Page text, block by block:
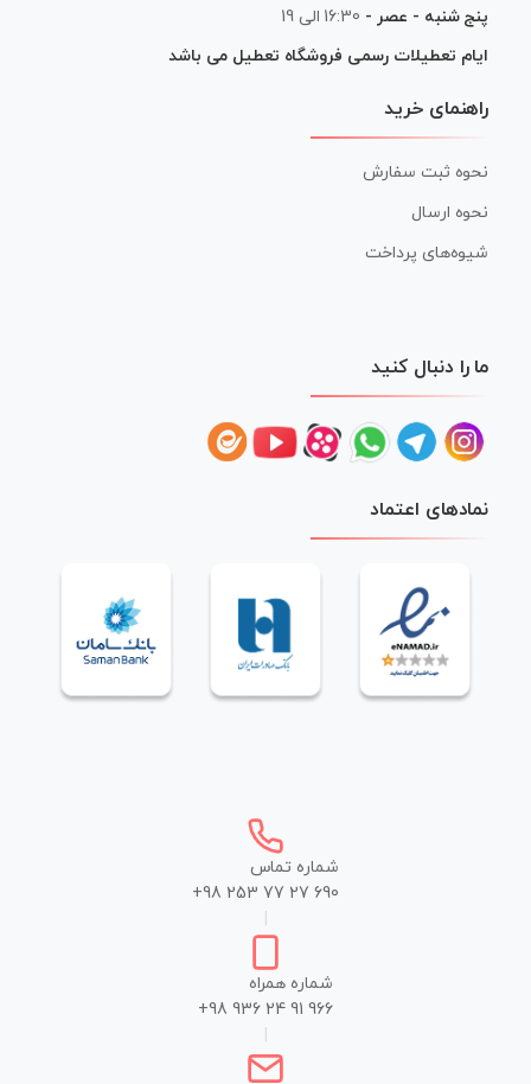
پنج شنبه - عصر - 16:30 الی 19
ایام تعطیلات رسمی فروشگاه تعطیل می باشد
راهنمای خرید
نحوه ثبت سفارش
نحوه ارسال
شیوه‌های پرداخت
ما را دنبال کنید
نمادهای اعتماد
شماره تماس
+98 253 77 27 690
شماره همراه
+98 936 24 91 966